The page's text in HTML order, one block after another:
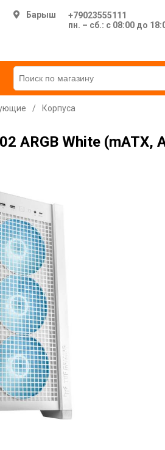
Барыш
+79023555111
пн. – сб.: с 08:00 до
/ Корпуса
ARGB White